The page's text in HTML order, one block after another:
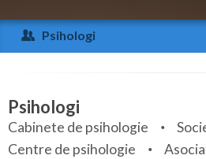
Arad
Arges
Bihor
Bistrita-Nasaud
Psihologi
Specialitati
Servicii
Psihologi
Cabinete de psihologie
Centre de psihologie